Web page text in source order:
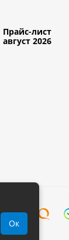
Прайс-лист
август 2026
Ок